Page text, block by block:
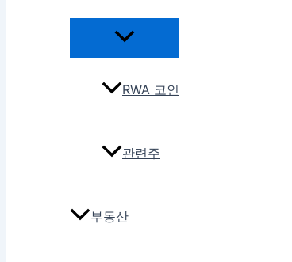
RWA 코인
관련주
부동산